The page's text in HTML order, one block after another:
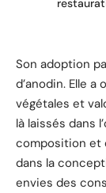
Son adoption
d’anodin. Elle a
végétales et
là laissés dans
composition et
dans la
envies des